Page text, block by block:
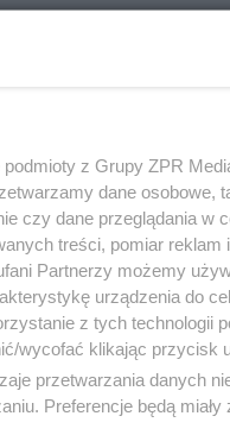
z Grupy ZPR
dane osobowe,
czy dane przeglądania w
treści, pomiar reklam
Partnerzy możemy
urządzenia do
z tych technologii
wycofać klikając przycisk
przetwarzania danych
Preferencje będą